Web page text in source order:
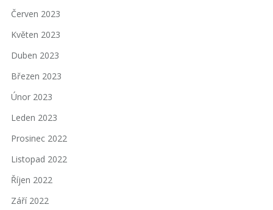
Červen 2023
Květen 2023
Duben 2023
Březen 2023
Únor 2023
Leden 2023
Prosinec 2022
Listopad 2022
Říjen 2022
Září 2022